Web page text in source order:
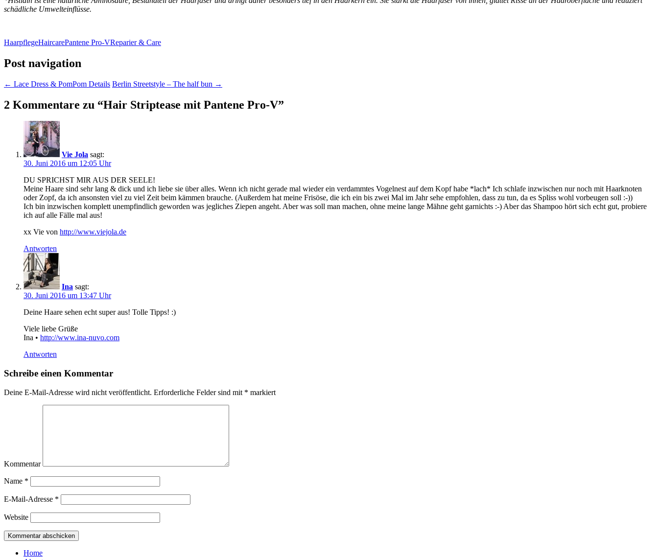
schädliche Umwelteinflüsse.
HaarpflegeHaircarePantene Pro-VReparier & Care
Post navigation
← Lace Dress & PomPom Details Berlin Streetstyle – The half bun →
2 Kommentare zu “Hair Striptease mit Pantene Pro-V”
Vie Jola sagt:
30. Juni 2016 um 12:05 Uhr
DU SPRICHST MIR AUS DER SEELE!
Meine Haare sind sehr lang & dick und ich liebe sie über alles. Wenn ich nicht gerade mal wieder ein verdammtes Vogelnest auf dem Kopf habe *lach* Ich schlafe inzwischen nur noch mit Haarknoten
oder Zopf, da ich ansonsten viel zu viel Zeit beim kämmen brauche. (Außerdem hat meine Frisöse, die ich ein bis zwei Mal im Jahr sehe empfohlen, dass zu tun, da es Spliss wohl vorbeugen soll :-))
Ich bin inzwischen komplett unempfindlich geworden was jegliches Ziepen angeht. Aber was soll man machen, ohne meine lange Mähne geht garnichts :-) Aber das Shampoo hört sich echt gut, probiere
ich auf alle Fälle mal aus!
xx Vie von http://www.viejola.de
Antworten
Ina sagt:
30. Juni 2016 um 13:47 Uhr
Deine Haare sehen echt super aus! Tolle Tipps! :)
Viele liebe Grüße
Ina • http://www.ina-nuvo.com
Antworten
Schreibe einen Kommentar
Deine E-Mail-Adresse wird nicht veröffentlicht. Erforderliche Felder sind mit * markiert
Kommentar
Name *
E-Mail-Adresse *
Website
Home